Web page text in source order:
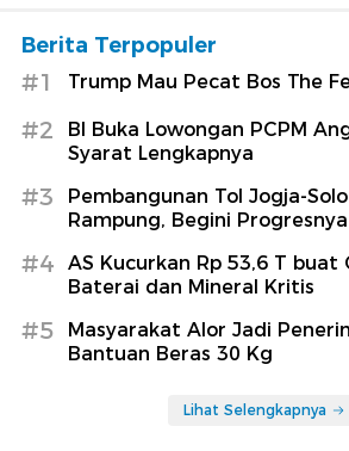
Berita Terpopuler
#1 Trump Mau Pecat Bos The
#2
BI Buka Lowongan PCPM
Syarat Lengkapnya
#3
Pembangunan Tol Jogja-
Rampung, Begini Progresnya
#4
AS Kucurkan Rp 53,6 T buat
Baterai dan Mineral Kritis
#5
Masyarakat Alor Jadi
Bantuan Beras 30 Kg
Lihat Selengkapnya